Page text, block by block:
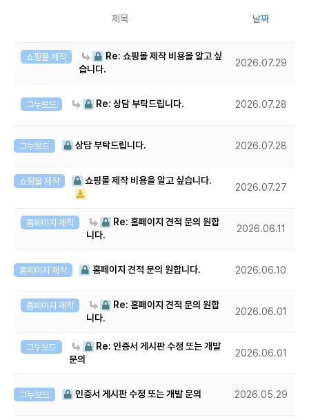
제목 날짜
쇼핑몰 제작
Re: 쇼핑몰 제작 비용을 알고 싶
습니다.
2026.07.29
그누보드 Re: 상담 부탁드립니다. 2026.07.28
그누보드 상담 부탁드립니다. 2026.07.28
쇼핑몰 제작 쇼핑몰 제작 비용을 알고 싶습니다.
2026.07.27
홈페이지 제작
Re: 홈페이지 견적 문의 원합
니다.
2026.06.11
홈페이지 제작 홈페이지 견적 문의 원합니다. 2026.06.10
홈페이지 제작
Re: 홈페이지 견적 문의 원합
니다.
2026.06.01
그누보드
Re: 인증서 게시판 수정 또는 개발
문의
2026.06.01
그누보드 인증서 게시판 수정 또는 개발 문의 2026.05.29